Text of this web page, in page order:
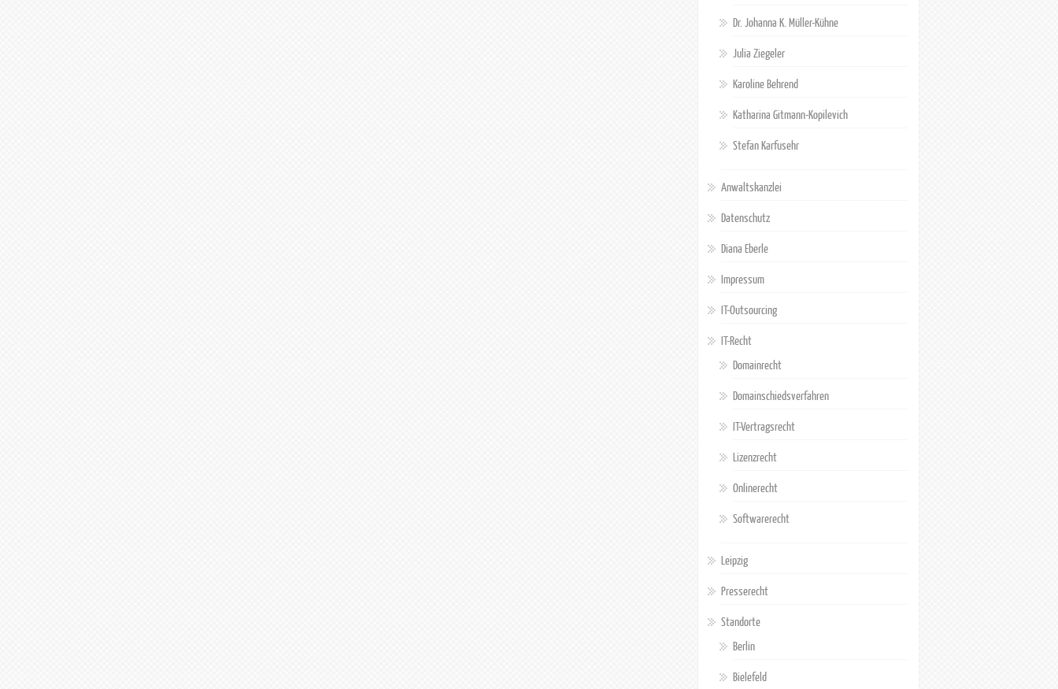
Dr. Johanna K. Müller-Kühne
Julia Ziegeler
Karoline Behrend
Katharina Gitmann-Kopilevich
Stefan Karfusehr
Anwaltskanzlei
Datenschutz
Diana Eberle
Impressum
IT-Outsourcing
IT-Recht
Domainrecht
Domainschiedsverfahren
IT-Vertragsrecht
Lizenzrecht
Onlinerecht
Softwarerecht
Leipzig
Presserecht
Standorte
Berlin
Bielefeld